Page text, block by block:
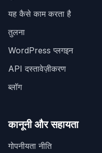
यह कैसे काम करता है
तुलना
WordPress प्लगइन
API दस्तावेज़ीकरण
ब्लॉग
कानूनी और सहायता
गोपनीयता नीति